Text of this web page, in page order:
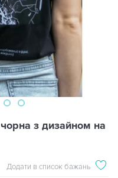
з дизайном на
Додати в список бажань